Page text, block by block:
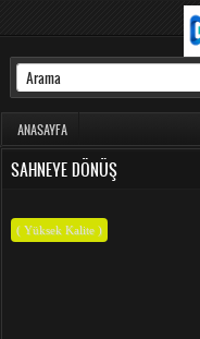
ANASAYFA
SAHNEYE DÖNÜŞ
( Yüksek Kalite )